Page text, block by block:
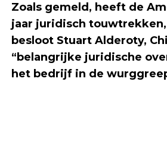
Zoals gemeld, heeft de
jaar juridisch touwtrekken,
besloot Stuart Alderoty,
“belangrijke juridische
het bedrijf in de